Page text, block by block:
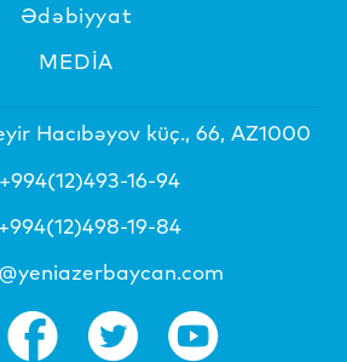
Ədəbiyyat
MEDİA
Hacıbəyov küç., 66, AZ1000
+994(12)493-16-94
+994(12)498-19-84